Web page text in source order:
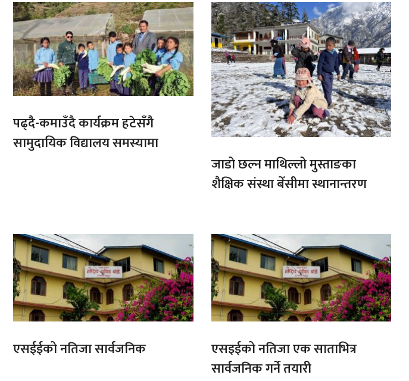
पढ्दै-कमाउँदै कार्यक्रम हटेसँगै
सामुदायिक विद्यालय समस्यामा
जाडो छल्न माथिल्लो मुस्ताङका
शैक्षिक संस्था बेँसीमा स्थानान्तरण
एसईईको नतिजा सार्वजनिक
एसइईको नतिजा एक साताभित्र
सार्वजनिक गर्ने तयारी